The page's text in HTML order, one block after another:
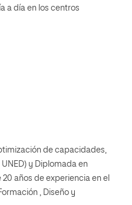
a día en los centros
de capacidades,
y Diplomada en
años de experiencia en el
, Diseño y